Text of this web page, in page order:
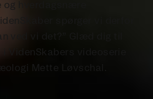
og hverdagsnære
spørger vi derfor
ved vi det?” Glæd dig til
VidenSkabers videoserie
Mette Løvschal.